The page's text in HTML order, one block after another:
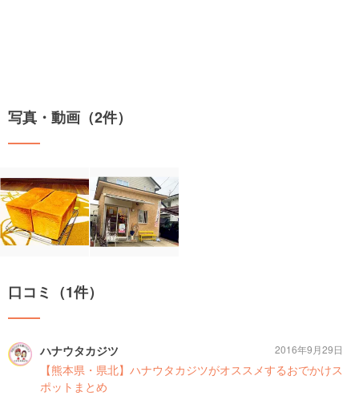
写真・動画（2件）
口コミ（1件）
ハナウタカジツ
【熊本県・県北】ハナウタカジツがオススメするおでかけス
ポットまとめ
2016年9月29日